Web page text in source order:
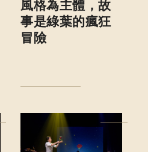
風格為主體，故
事是綠葉的瘋狂
冒險